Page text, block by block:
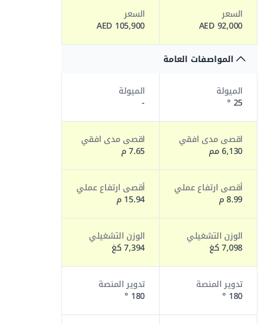
السعر
92,000 AED
السعر
105,900 AED
المواصفات العامة
الميولة
25 °
الميولة
-
اقصى مدى افقي
6,130 مم
اقصى مدى افقي
7.65 م
أقصى ارتفاع عملي
8.99 م
أقصى ارتفاع عملي
15.94 م
الوزن التشغيلي
7,098 كغ
الوزن التشغيلي
7,394 كغ
تدوير المنصة
180 °
تدوير المنصة
180 °